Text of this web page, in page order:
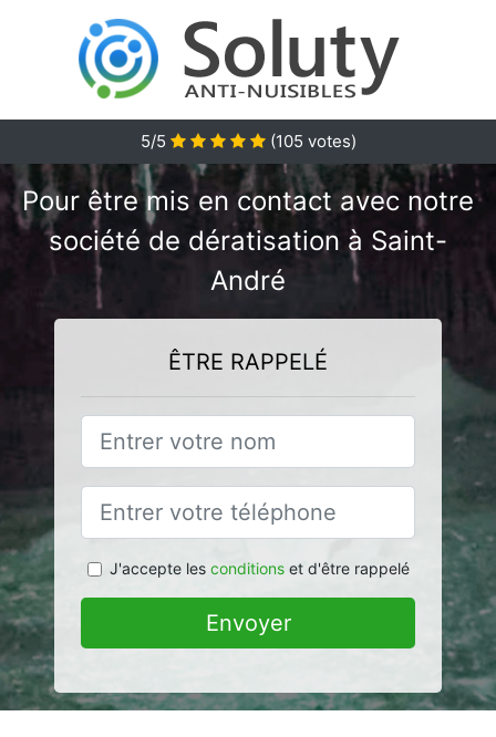
5/5 (105 votes)
Pour être mis en contact avec notre
société de dératisation à Saint-
André
ÊTRE RAPPELÉ
J'accepte les conditionset d'être rappelé
Envoyer